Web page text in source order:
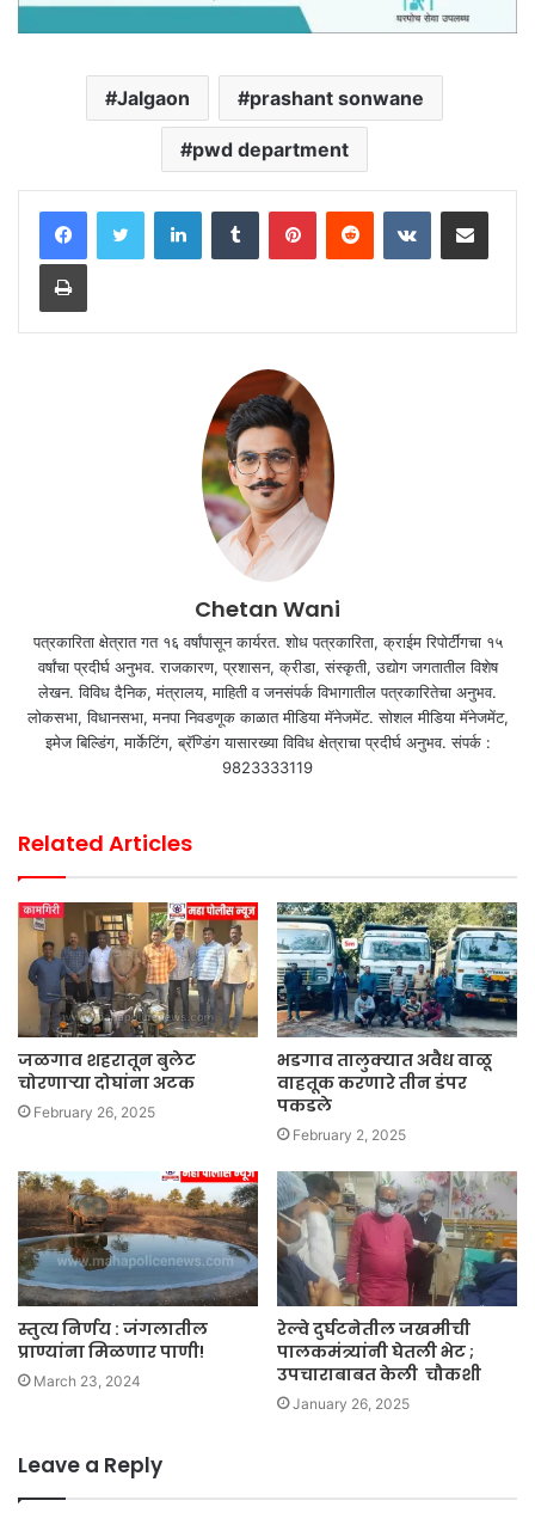
Jalgaon prashant sonwane
pwd department
LinkedInTumblr PinterestReddit VKontakteShare via Email
Print
Chetan Wani
पत्रकारिता क्षेत्रात गत १६ वर्षांपासून कार्यरत. शोध पत्रकारिता, क्राईम रिपोर्टींगचा १५
वर्षांचा प्रदीर्घ अनुभव. राजकारण, प्रशासन, क्रीडा, संस्कृती, उद्योग जगतातील विशेष
लेखन. विविध दैनिक, मंत्रालय, माहिती व जनसंपर्क विभागातील पत्रकारितेचा अनुभव.
लोकसभा, विधानसभा, मनपा निवडणूक काळात मीडिया मॅनेजमेंट. सोशल मीडिया मॅनेजमेंट,
इमेज बिल्डिंग, मार्केटिंग, ब्रॅण्डिंग यासारख्या विविध क्षेत्राचा प्रदीर्घ अनुभव. संपर्क :
9823333119
Related Articles
जळगाव शहरातून बुलेट
चोरणाऱ्या दोघांना अटक
February 26, 2025
भडगाव तालुक्यात अवैध वाळू
वाहतूक करणारे तीन डंपर
पकडले
February 2, 2025
स्तुत्य निर्णय : जंगलातील
प्राण्यांना मिळणार पाणी!
March 23, 2024
रेल्वे दुर्घटनेतील जखमीची
पालकमंत्र्यांनी घेतली भेट ;
उपचाराबाबत केली चौकशी
January 26, 2025
Leave a Reply